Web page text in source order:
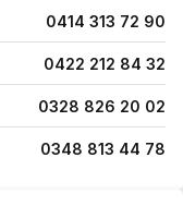
0414 313 72 90
0422 212 84 32
0328 826 20 02
0348 813 44 78